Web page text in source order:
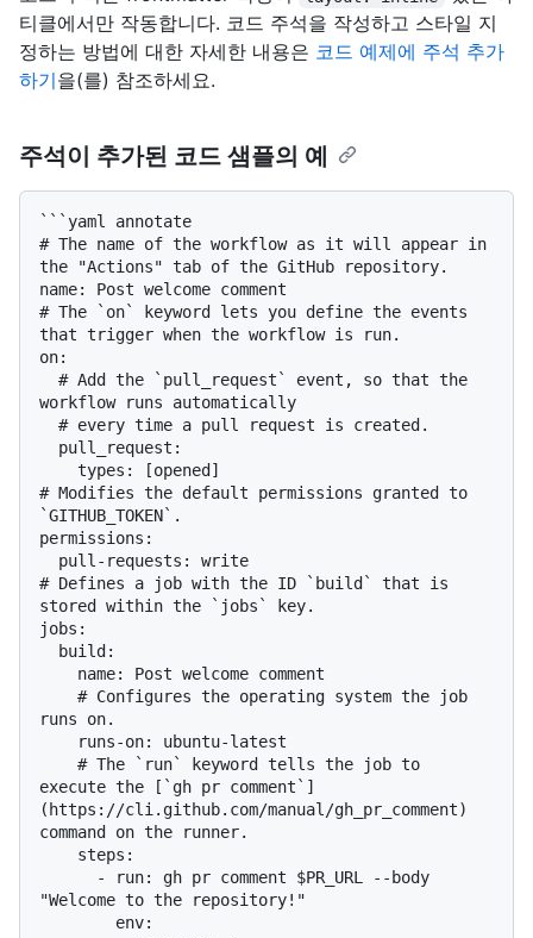
티클에서만 작동합니다. 코드 주석을 작성하고 스타일 지
정하는 방법에 대한 자세한 내용은 코드 예제에 주석 추가
하기을(를) 참조하세요.
주석이 추가된 코드 샘플의 예
```yaml annotate
# The name of the workflow as it will appear in
the "Actions" tab of the GitHub repository.
name: Post welcome comment
# The `on` keyword lets you define the events
that trigger when the workflow is run.
on:
workflow runs automatically
# Modifies the default permissions granted to
`GITHUB_TOKEN`.
permissions:
# Defines a job with the ID `build` that is
stored within the `jobs` key.
jobs:
runs on.
execute the [`gh pr comment`]
(https://cli.github.com/manual/gh_pr_comment)
command on the runner.
"Welcome to the repository!"